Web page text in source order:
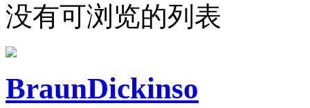
没有可浏览的列表
BraunDickinso